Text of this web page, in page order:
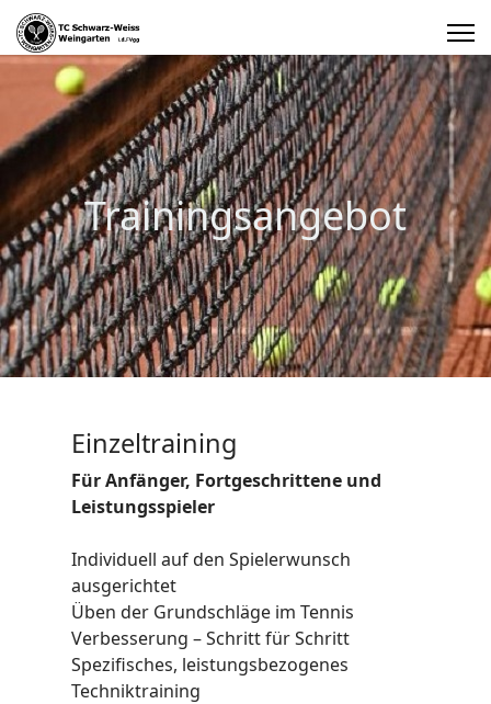
Trainingsangebot
Einzeltraining
Für Anfänger, Fortgeschrittene und
Leistungsspieler
Individuell auf den Spielerwunsch
ausgerichtet
Üben der Grundschläge im Tennis
Verbesserung – Schritt für Schritt
Spezifisches, leistungsbezogenes
Techniktraining